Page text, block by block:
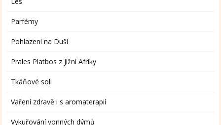
Parfémy
Pohlazení na Duši
Prales Platbos z Jižní Afriky
Tkáňové soli
Vaření zdravě i s aromaterapií
Vykuřování vonných dýmů